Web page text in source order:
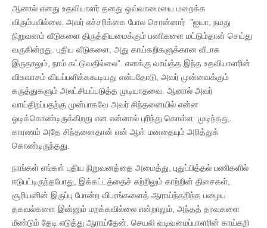
ஆனால் எனது உதவியாளர் தனது ஒவ்வாமையை மறைக்க
விரும்பவில்லை. அவர் எச்சரிக்கை போல சொன்னார் ”ஐயா, நமது
நிறுவனம் வீடுகளை திருத்தியமைக்கும் பணிகளை மட்டும்தான் செய்து
வருகின்றது. புதிய வீடுகளை, அது காய்கறிகளுக்கான வீடாக
இருதாலும், நாம் கட்டுவதில்லை”. எனக்கு வாய்த்த இந்த உதவியாளரின்
விசுவாசம் வியப்பளிக்ககூடியது என்பதோடு, அவர் முன்வைக்கும்
கருத்துகளும் அலட்சியப்படுத்த முடியாதவை. ஆனால் அவர்
வாய்திறப்பதற்கு முன்பாகவே அவர் சிந்தனையில் என்ன
ஓடிக்கொண்டிருக்கிறது என என்னால் புரிந்து கொள்ள முடிந்தது.
காரணம் அதே சிந்தனைதான் என் ஆள் மனதையும் அரித்துக்
கொண்டிருந்தது.
நாங்கள் எங்கள் புதிய நிறுவனத்தை அமைத்து, புதுப்பித்தல் பணிகளில்
ஈடுபட்டிருந்தபோது, இக்கட்டத்தைச் சுற்றிலும் காற்றின் திசைகள்,
சூரியனின் இருப்பு போன்ற விபரங்களைத் ஆராய்ந்தறிந்த பழைய
தகவல்களை இன்னும் மறக்கவில்லை என்றாலும், அந்தத் தரவுகளை
மீண்டும் தேடி எடுத்து ஆராய்தேன். செயலி வடிவமைப்பாளரின் காய்கறி